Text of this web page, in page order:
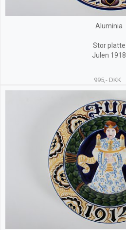
Aluminia
Stor platte
Julen 1918
995,- DKK